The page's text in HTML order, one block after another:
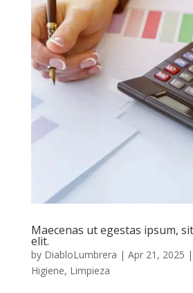
Maecenas ut egestas ipsum,
elit.
by DiabloLumbrera | Apr 21, 2025 |
Higiene, Limpieza